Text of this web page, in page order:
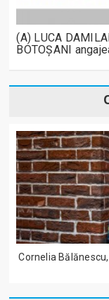
(A) LUCA
BOTOȘANI
Cornelia